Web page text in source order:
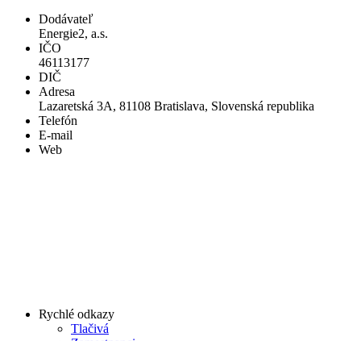
Dodávateľ
Energie2, a.s.
IČO
46113177
DIČ
Adresa
Lazaretská 3A, 81108 Bratislava, Slovenská republika
Telefón
E-mail
Web
Rychlé odkazy
Tlačivá